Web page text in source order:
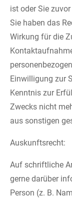
ist oder Sie
Sie haben das
Wirkung für die
Einwilligung zur
Kenntnis zur
Zwecks nicht
aus sonstigen
Auskunftsrecht:
Auf schriftliche
gerne darüber
Person (z. B.